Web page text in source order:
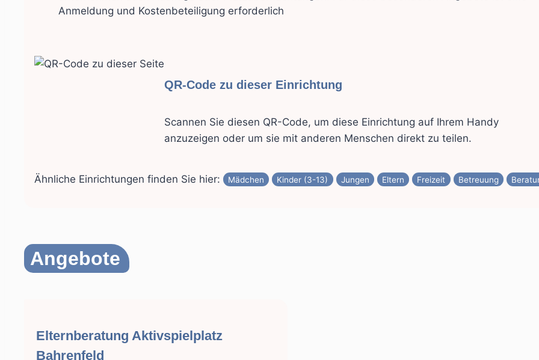
Anmeldung und Kostenbeteiligung erforderlich
QR-Code zu dieser Einrichtung
Scannen Sie diesen QR-Code, um diese Einrichtung auf Ihrem Handy
anzuzeigen oder um sie mit anderen Menschen direkt zu teilen.
Ähnliche Einrichtungen finden Sie hier: Mädchen Kinder (3-13) Jungen Eltern Freizeit Betreuung
Angebote
Elternberatung Aktivspielplatz
Bahrenfeld